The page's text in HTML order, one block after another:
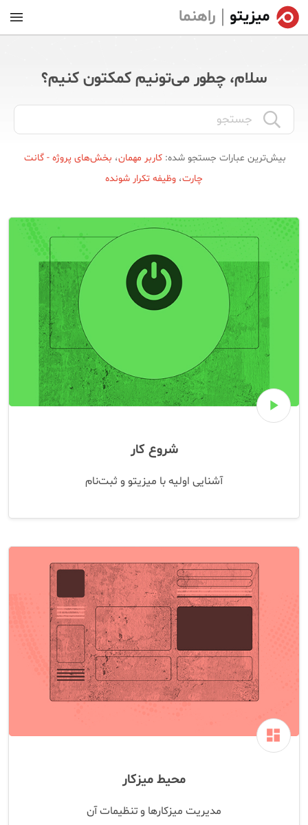
راهنما
سلام، چطور می‌تونیم کمکتون کنیم؟
بیش‌ترین‌ عبارات جستجو شده: کاربر مهمان، بخش‌های پروژه - گانت
چارت، وظیفه تکرار شونده
play_arrow
شروع کار
آشنایی اولیه با میزیتو و ثبت‌نام
dashboard
محیط میزکار
مدیریت میزکارها و تنظیمات آن